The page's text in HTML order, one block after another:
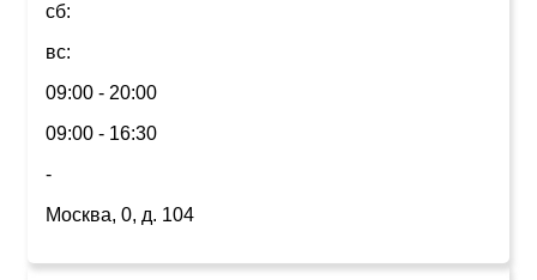
сб:
вс:
09:00 - 20:00
09:00 - 16:30
-
Москва, 0, д. 104